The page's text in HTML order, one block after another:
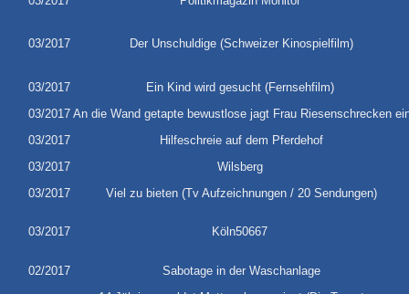
03/2017 Der Unschuldige (Schweizer Kinospielfilm)
03/2017
Ein Kind wird gesucht (Fernsehfilm)
03/2017 An die Wand getapte bewustlose jagt Frau Riesenschrecken
03/2017
Hilfeschreie auf dem Pferdehof
03/2017
Wilsberg
03/2017
Viel zu bieten (Tv Aufzeichnungen / 20 Sendungen)
03/2017 Köln50667
02/2017 Sabotage in der Waschanlage